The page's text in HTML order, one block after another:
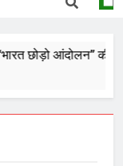
छोड़ो आंदोलन” की 84वीं